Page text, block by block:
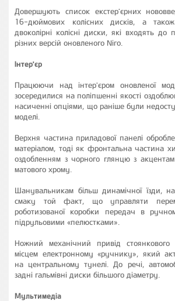
Довершують список екстер'єрних
16-дюймових колісних дисків, а
двоколірні колісні диски, які входять до
різних версій оновленого Niro.
Інтер'єр
Працюючи над інтер'єром оновленої
зосередилися на поліпшенні якості
насиченні опціями, що раніше були
моделі.
Верхня частина приладової панелі
матеріалом, тоді як фронтальна частина
оздобленням з чорного глянцю з
матового хрому.
Шанувальникам більш динамічної їзди,
смаку той факт, що управляти
роботизованої коробки передач в
підрульовими «пелюстками».
Ножний механічний привід стоянкового
місцем електронному «ручнику», який
на центральному тунелі. До речі,
задні гальмівні диски більшого діаметру.
Мультимедіа